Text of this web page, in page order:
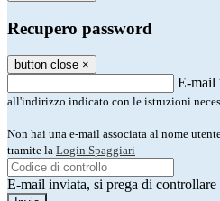
Recupero password
button close ×
E-mail
all'indirizzo indicato con le istruzioni
Non hai una e-mail associata al nome
tramite la Login Spaggiari
E-mail inviata, si prega di controllare